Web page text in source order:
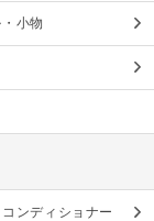
小物
ンディショナー